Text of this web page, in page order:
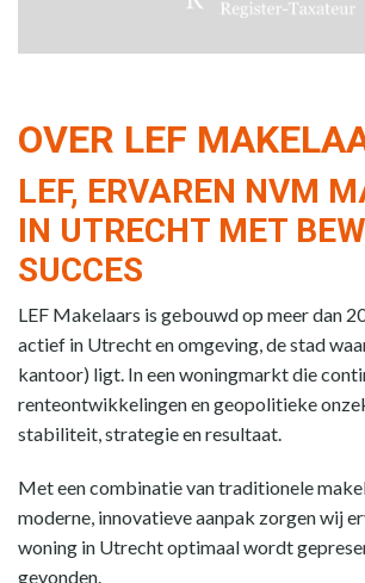
OVER LEF
LEF, ERVAREN NVM
IN UTRECHT MET
SUCCES
LEF Makelaars is gebouwd op meer dan
actief in Utrecht en omgeving, de stad
kantoor) ligt. In een woningmarkt die
renteontwikkelingen en geopolitieke
stabiliteit, strategie en resultaat.
Met een combinatie van traditionele
moderne, innovatieve aanpak zorgen wij
woning in Utrecht optimaal wordt
gevonden.